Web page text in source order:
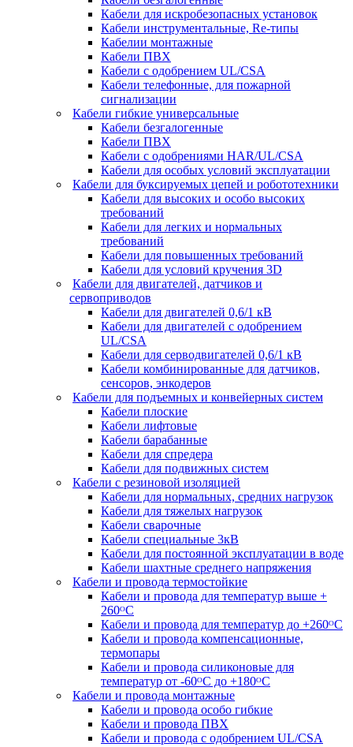
Кабели для искробезопасных установок
Кабели инструментальные, Re-типы
Кабелии монтажные
Кабели ПВХ
Кабели с одобрением UL/CSA
Кабели телефонные, для пожарной
сигнализации
Кабели гибкие универсальные
Кабели безгалогенные
Кабели ПВХ
Кабели с одобрениями HAR/UL/CSA
Кабели для особых условий эксплуатации
Кабели для буксируемых цепей и робототехники
Кабели для высоких и особо высоких
требований
Кабели для легких и нормальных
требований
Кабели для повышенных требований
Кабели для условий кручения 3D
Кабели для двигателей, датчиков и
сервоприводов
Кабели для двигателей 0,6/1 кВ
Кабели для двигателей с одобрением
UL/CSA
Кабели для серводвигателей 0,6/1 кВ
Кабели комбинированные для датчиков,
cенсоров, энкодеров
Кабели для подъемных и конвейерных систем
Кабели плоские
Кабели лифтовые
Кабели барабанные
Кабели для спредера
Кабели для подвижных систем
Кабели с резиновой изоляцией
Кабели для нормальных, средних нагрузок
Кабели для тяжелых нагрузок
Кабели сварочные
Кабели специальные 3кВ
Кабели для постоянной эксплуатации в воде
Кабели шахтные среднего напряжения
Кабели и провода термостойкие
Кабели и провода для температур выше +
260ᴼС
Кабели и провода для температур до +260ᴼС
Кабели и провода компенсационные,
термопары
Кабели и провода силиконовые для
температур от -60ᴼC до +180ᴼС
Кабели и провода монтажные
Кабели и провода особо гибкие
Кабели и провода ПВХ
Кабели и провода с одобрением UL/CSA